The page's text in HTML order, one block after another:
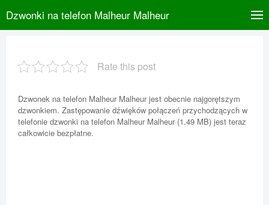
Dzwonki na telefon Malheur Malheur
Rate this post
Dzwonek na telefon Malheur Malheur jest obecnie najgorętszym
dzwonkiem. Zastępowanie dźwięków połączeń przychodzących w
telefonie dzwonki na telefon Malheur Malheur (1.49 MB) jest teraz
całkowicie bezpłatne.